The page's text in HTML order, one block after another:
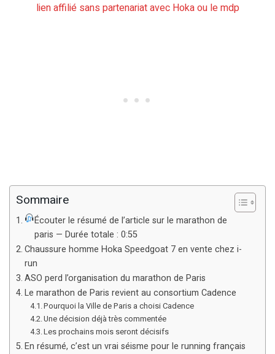
lien affilié sans partenariat avec Hoka ou le mdp
Sommaire
Écouter le résumé de l’article sur le marathon de
paris — Durée totale : 0:55
Chaussure homme Hoka Speedgoat 7 en vente chez i-
run
ASO perd l’organisation du marathon de Paris
Le marathon de Paris revient au consortium Cadence
Pourquoi la Ville de Paris a choisi Cadence
Une décision déjà très commentée
Les prochains mois seront décisifs
En résumé, c’est un vrai séisme pour le running français